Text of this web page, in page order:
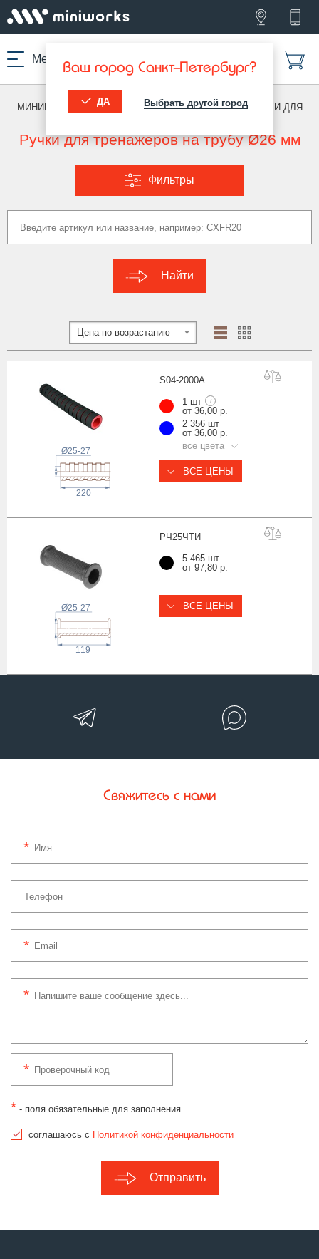
Меню Ваш город Санкт-Петербург?
ДА Выбрать другой город
МИНИВОРКС ПРО / КОМПЛЕКТУЮЩИЕ ДЛЯ МАФ /
РУЧКИ ДЛЯ
Ручки для тренажеров на трубу Ø26 мм
Фильтры
Найти
Цена по возрастанию
S04-2000A
220
Ø25-27
1 шт i
от 36,00 р.
2 356 шт
от 36,00 р.
все цвета
ВСЕ ЦЕНЫ
РЧ25ЧТИ
Ø25-27
119
5 465 шт
от 97,80 р.
ВСЕ ЦЕНЫ
Свяжитесь с нами
* - поля обязательные для заполнения
соглашаюсь с Политикой конфиденциальности
Отправить